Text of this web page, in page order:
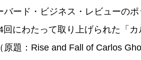
バード・ビジネス・レビューの
回にわたって取り上げられた「
原題：Rise and Fall of Carlos